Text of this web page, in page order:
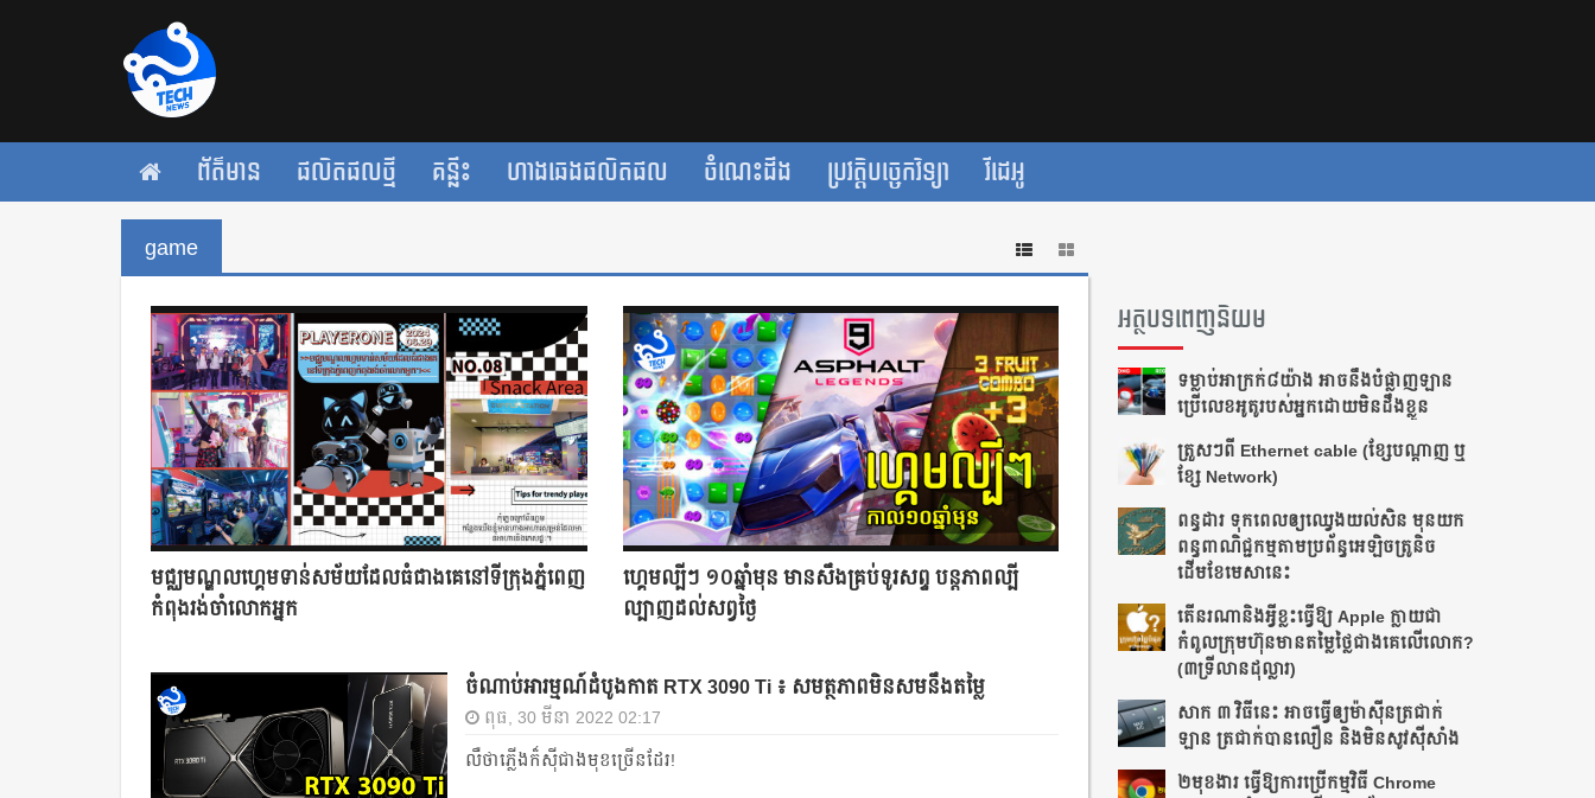
ព័ត៌មាន ផលិតផលថ្មី គន្លឹះ ហាងឆេងផលិតផល ចំណេះដឹង ប្រវត្តិបច្ចេកវិទ្យា វីដេអូ
game
មជ្ឈមណ្ឌលហ្គេមទាន់សម័យដែលធំជាងគេនៅទីក្រុងភ្នំពេញ
កំពុងរង់ចាំលោកអ្នក
ហ្គេមល្បីៗ ១០ឆ្នាំមុន មានសឹងគ្រប់ទូរសព្ទ បន្តភាពល្បី
ល្បាញដល់សព្វថ្ងៃ
ចំណាប់អារម្មណ៍ដំបូងកាត RTX 3090 Ti ៖ សមត្ថភាពមិនសមនឹងតម្លៃ
ពុធ, 30 មីនា 2022 02:17
លឺថាភ្លើងក៏ស៊ីជាងមុខច្រើនដែរ!
អត្ថបទពេញនិយម
ទម្លាប់​អាក្រក់​​៨​យ៉ាង អាច​នឹង​បំផ្លាញ​​ឡាន​
ប្រើ​លេខ​អូតូ​របស់​អ្នក​ដោយ​មិន​ដឹង​ខ្លួន
ត្រួស​ៗ​​ពី​ ​Ethernet cable​ ​(ខ្សែ​បណ្ដាញ​ ​ឬ​
ខ្សែ​ ​Network)
ពន្ធដារ ទុកពេលឲ្យឈ្វេងយល់សិន មុនយក
ពន្ធពាណិជ្ជកម្មតាមប្រព័ន្ធអេឡិចត្រូនិច
ដើមខែមេសានេះ
តើនរណានិងអ្វីខ្លះធ្វើឱ្យ Apple ក្លាយជា
កំពូលក្រុមហ៊ុនមានតម្លៃថ្លៃជាងគេលើលោក?
(៣ទ្រីលានដុល្លារ)
សាក ៣ វិធីនេះ ​​អាច​ធ្វើ​ឲ្យ​ម៉ាស៊ីន​ត្រជាក់​
ឡាន ត្រជាក់​បាន​លឿន​ និង​មិន​សូវ​ស៊ី​សាំង​
២មុខងារ ធ្វើឱ្យការប្រើកម្មវិធី Chrome